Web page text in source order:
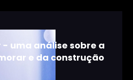
- uma análise sobre a
e da construção